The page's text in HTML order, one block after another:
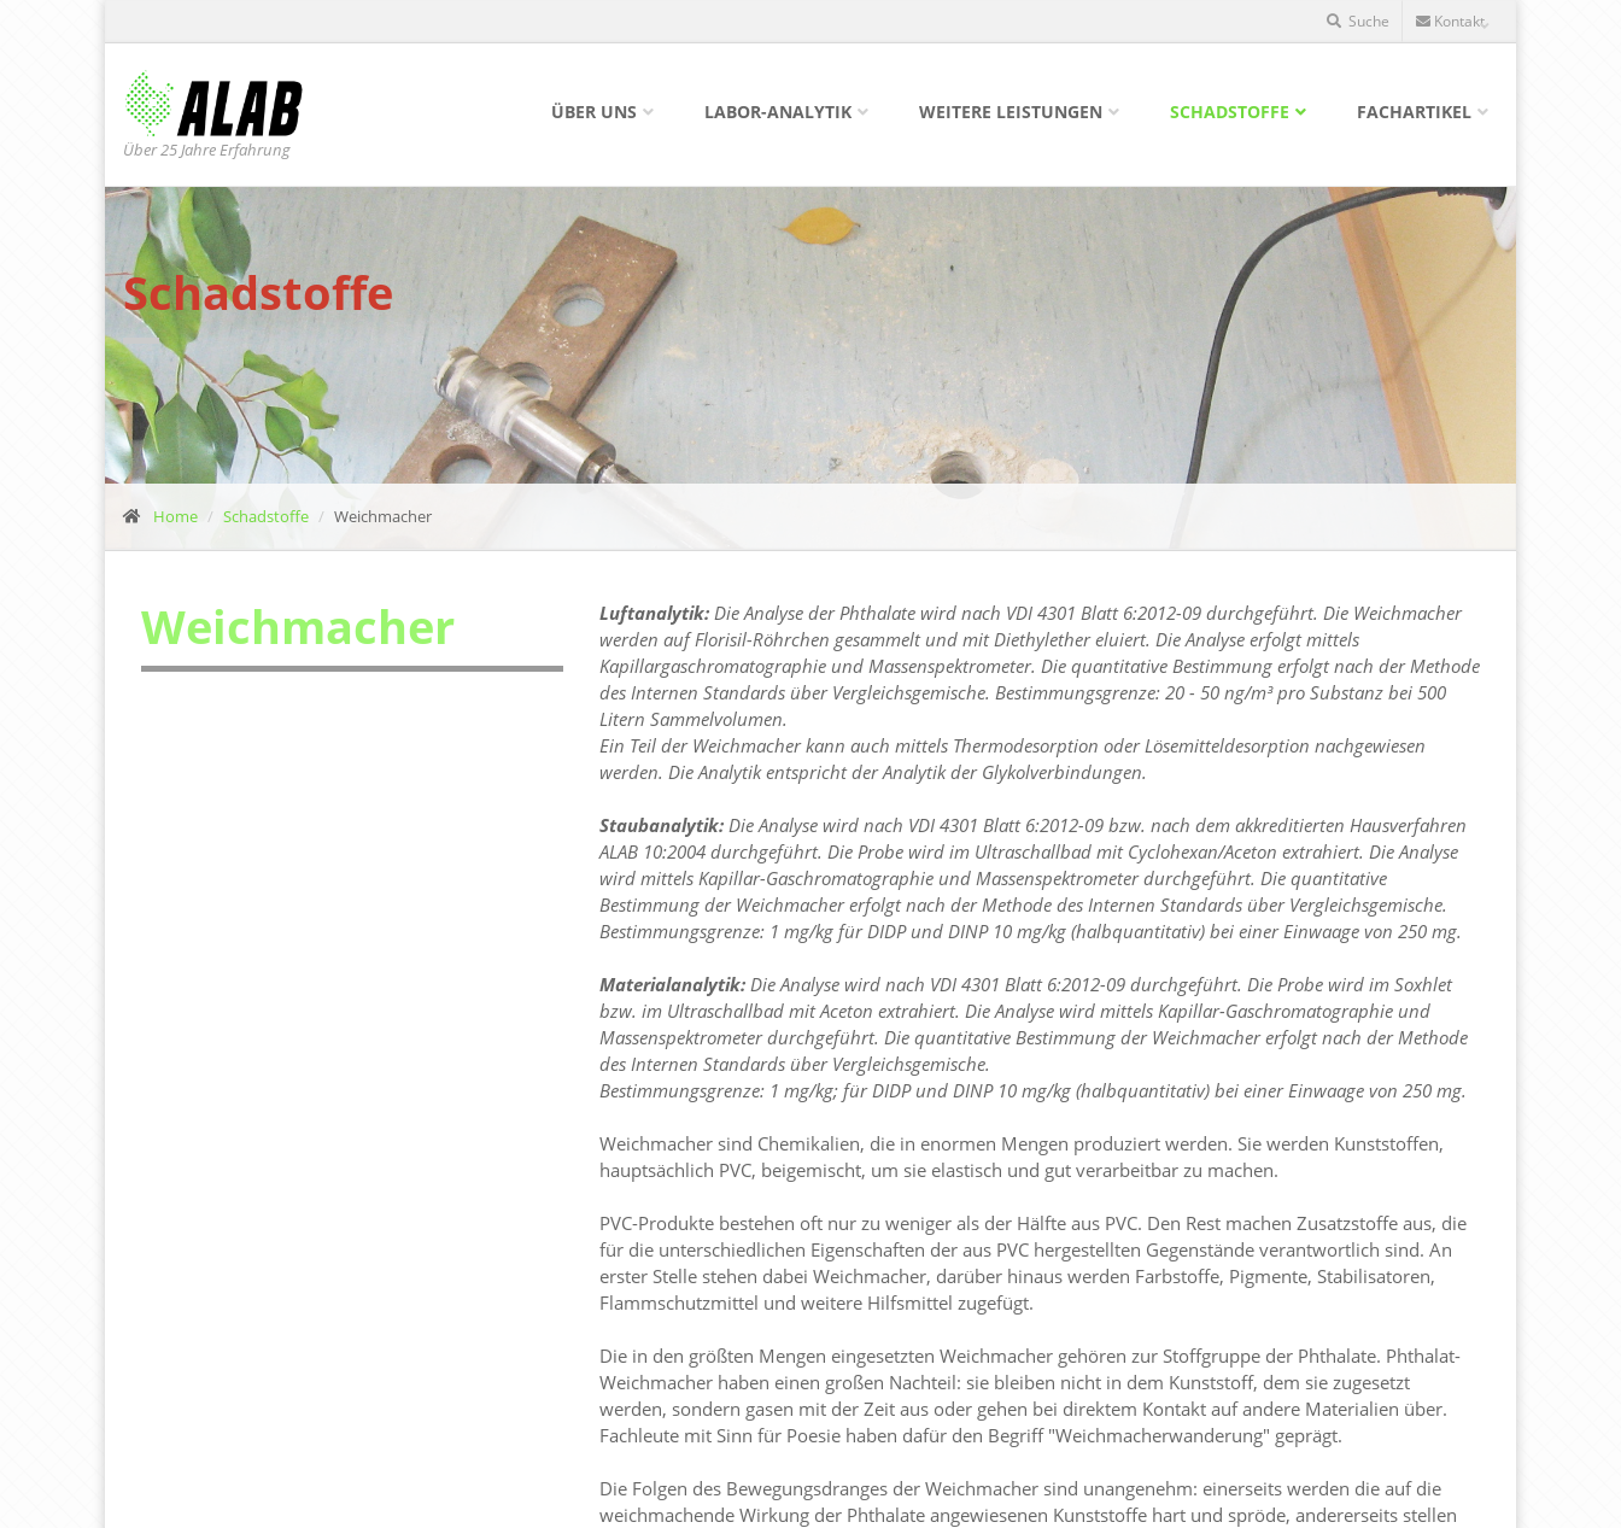
Suche Kontakt
Über 25 Jahre Erfahrung
ÜBER UNS LABOR-ANALYTIK WEITERE LEISTUNGEN SCHADSTOFFE FACHARTIKEL
Schadstoffe
Home Schadstoffe Weichmacher
Weichmacher Luftanalytik: Die Analyse der Phthalate wird nach VDI 4301 Blatt 6:2012-09 durchgeführt. Die Weichmacher
werden auf Florisil-Röhrchen gesammelt und mit Diethylether eluiert. Die Analyse erfolgt mittels
Kapillargaschromatographie und Massenspektrometer. Die quantitative Bestimmung erfolgt nach der Methode
des Internen Standards über Vergleichsgemische. Bestimmungsgrenze: 20 - 50 ng/m³ pro Substanz bei 500
Litern Sammelvolumen.
Ein Teil der Weichmacher kann auch mittels Thermodesorption oder Lösemitteldesorption nachgewiesen
werden. Die Analytik entspricht der Analytik der Glykolverbindungen.
Staubanalytik: Die Analyse wird nach VDI 4301 Blatt 6:2012-09 bzw. nach dem akkreditierten Hausverfahren
ALAB 10:2004 durchgeführt. Die Probe wird im Ultraschallbad mit Cyclohexan/Aceton extrahiert. Die Analyse
wird mittels Kapillar-Gaschromatographie und Massenspektrometer durchgeführt. Die quantitative
Bestimmung der Weichmacher erfolgt nach der Methode des Internen Standards über Vergleichsgemische.
Bestimmungsgrenze: 1 mg/kg für DIDP und DINP 10 mg/kg (halbquantitativ) bei einer Einwaage von 250 mg.
Materialanalytik: Die Analyse wird nach VDI 4301 Blatt 6:2012-09 durchgeführt. Die Probe wird im Soxhlet
bzw. im Ultraschallbad mit Aceton extrahiert. Die Analyse wird mittels Kapillar-Gaschromatographie und
Massenspektrometer durchgeführt. Die quantitative Bestimmung der Weichmacher erfolgt nach der Methode
des Internen Standards über Vergleichsgemische.
Bestimmungsgrenze: 1 mg/kg; für DIDP und DINP 10 mg/kg (halbquantitativ) bei einer Einwaage von 250 mg.
Weichmacher sind Chemikalien, die in enormen Mengen produziert werden. Sie werden Kunststoffen,
hauptsächlich PVC, beigemischt, um sie elastisch und gut verarbeitbar zu machen.
PVC-Produkte bestehen oft nur zu weniger als der Hälfte aus PVC. Den Rest machen Zusatzstoffe aus, die
für die unterschiedlichen Eigenschaften der aus PVC hergestellten Gegenstände verantwortlich sind. An
erster Stelle stehen dabei Weichmacher, darüber hinaus werden Farbstoffe, Pigmente, Stabilisatoren,
Flammschutzmittel und weitere Hilfsmittel zugefügt.
Die in den größten Mengen eingesetzten Weichmacher gehören zur Stoffgruppe der Phthalate. Phthalat-
Weichmacher haben einen großen Nachteil: sie bleiben nicht in dem Kunststoff, dem sie zugesetzt
werden, sondern gasen mit der Zeit aus oder gehen bei direktem Kontakt auf andere Materialien über.
Fachleute mit Sinn für Poesie haben dafür den Begriff "Weichmacherwanderung" geprägt.
Die Folgen des Bewegungsdranges der Weichmacher sind unangenehm: einerseits werden die auf die
weichmachende Wirkung der Phthalate angewiesenen Kunststoffe hart und spröde, andererseits stellen